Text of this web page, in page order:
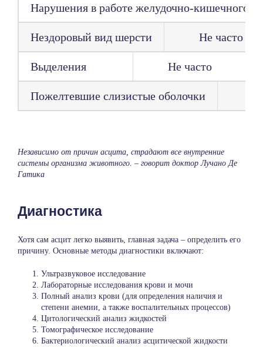
Нарушения в работе желудочно-кишечного
Нездоровый вид шерсти Не часто
Выделения Не часто
Пожелтевшие слизистые оболочки
Независимо от причин асцита, страдают все внутренние
системы организма животного. – говорит доктор Лучано Де
Гатика
Диагностика
Хотя сам асцит легко выявить, главная задача – определить его
причину. Основные методы диагностики включают:
Ультразвуковое исследование
Лабораторные исследования крови и мочи
Полный анализ крови (для определения наличия и
степени анемии, а также воспалительных процессов)
Цитологический анализ жидкостей
Томографическое исследование
Бактериологический анализ асцитической жидкости